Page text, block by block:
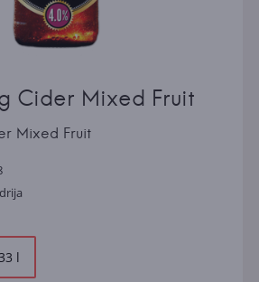
Cider Mixed Fruit
Mixed Fruit
l